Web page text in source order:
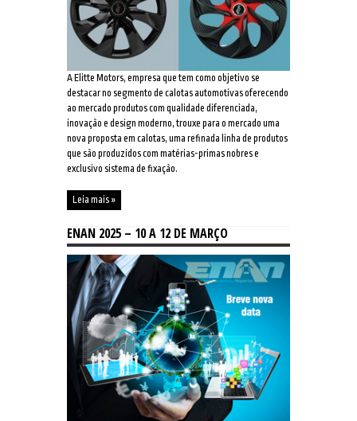
A Elitte Motors, empresa que tem como objetivo se
destacar no segmento de calotas automotivas oferecendo
ao mercado produtos com qualidade diferenciada,
inovação e design moderno, trouxe para o mercado uma
nova proposta em calotas, uma refinada linha de produtos
que são produzidos com matérias-primas nobres e
exclusivo sistema de fixação.
Leia mais »
ENAN 2025 – 10 A 12 DE MARÇO